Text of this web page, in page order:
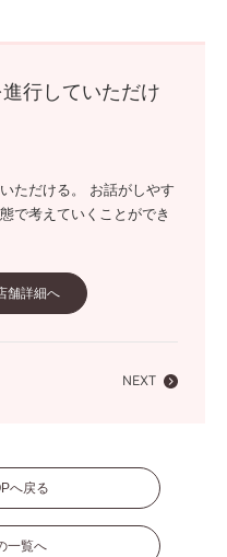
行していただけ
ただける。 お話がしやす
で考えていくことができ
舗詳細へ
NEXT
へ戻る
一覧へ